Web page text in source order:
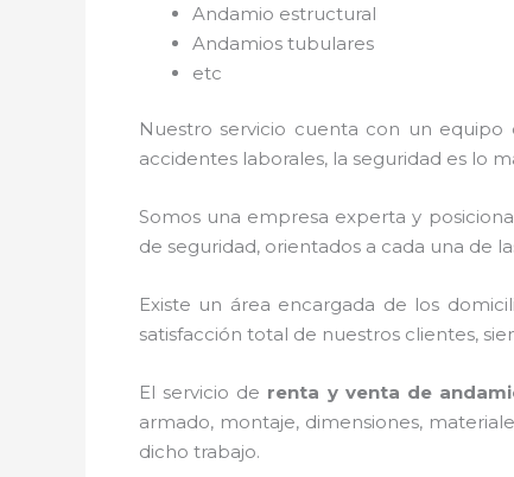
Andamio estructural
Andamios tubulares
etc
Nuestro servicio cuenta con un
accidentes laborales, la seguridad es lo
Somos una empresa experta y
de seguridad, orientados a cada una de
Existe un área encargada de los
satisfacción total de nuestros clientes,
El servicio de renta y venta de
armado, montaje, dimensiones,
dicho trabajo.